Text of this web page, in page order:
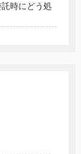
時にどう処